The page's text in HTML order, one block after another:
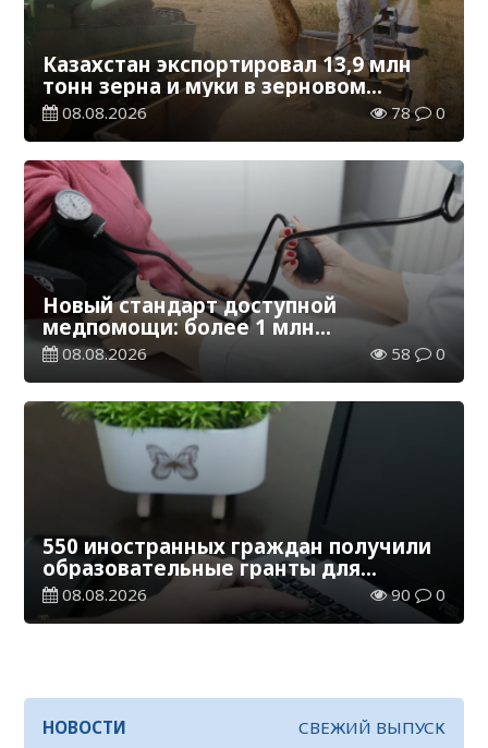
Казахстан экспортировал 13,9 млн
тонн зерна и муки в зерновом
эквиваленте
08.08.2026 78 0
Новый стандарт доступной
медпомощи: более 1 млн
казахстанцев получили
телемедицинские услуги
08.08.2026 58 0
550 иностранных граждан получили
образовательные гранты для
обучения в Казахстане
08.08.2026 90 0
НОВОСТИ СВЕЖИЙ ВЫПУСК